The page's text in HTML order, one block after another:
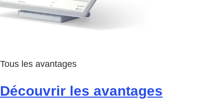
Tous les avantages
Découvrir les avantages